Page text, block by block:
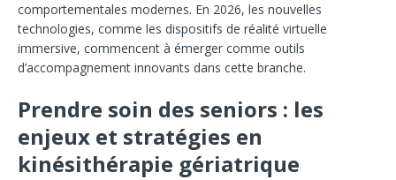
comportementales modernes. En 2026, les nouvelles
technologies, comme les dispositifs de réalité virtuelle
immersive, commencent à émerger comme outils
d’accompagnement innovants dans cette branche.
Prendre soin des seniors : les
enjeux et stratégies en
kinésithérapie gériatrique